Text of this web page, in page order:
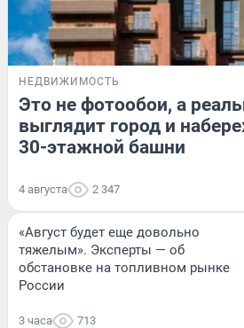
НЕДВИЖИМОСТЬ
Это не фотообои, а
выглядит город и
30-этажной башни
4 августа 2 347
«Август будет еще довольно
тяжелым». Эксперты — об
обстановке на топливном рынке
России
3 часа 713